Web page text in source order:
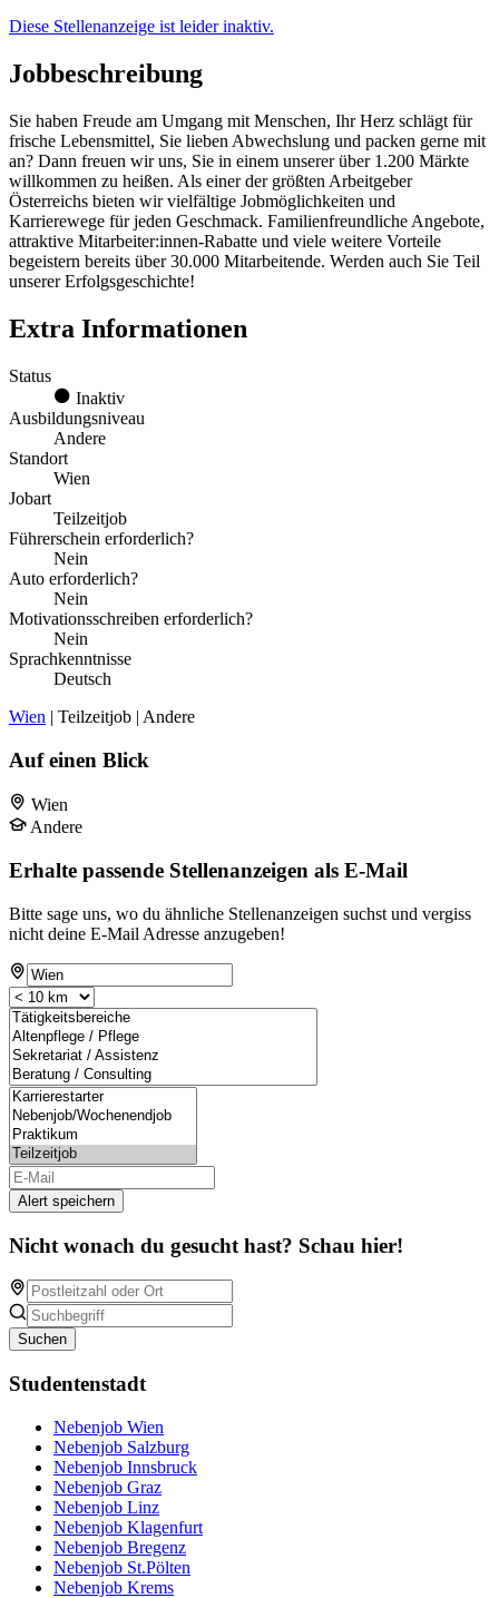
Diese Stellenanzeige ist leider inaktiv.
Jobbeschreibung
Sie haben Freude am Umgang mit Menschen, Ihr Herz schlägt für
frische Lebensmittel, Sie lieben Abwechslung und packen gerne mit
an? Dann freuen wir uns, Sie in einem unserer über 1.200 Märkte
willkommen zu heißen. Als einer der größten Arbeitgeber
Österreichs bieten wir vielfältige Jobmöglichkeiten und
Karrierewege für jeden Geschmack. Familienfreundliche Angebote,
attraktive Mitarbeiter:innen-Rabatte und viele weitere Vorteile
begeistern bereits über 30.000 Mitarbeitende. Werden auch Sie Teil
unserer Erfolgsgeschichte!
Extra Informationen
Status
Inaktiv
Ausbildungsniveau
Andere
Standort
Wien
Jobart
Teilzeitjob
Führerschein erforderlich?
Nein
Auto erforderlich?
Nein
Motivationsschreiben erforderlich?
Nein
Sprachkenntnisse
Deutsch
Wien | Teilzeitjob | Andere
Auf einen Blick
Wien
Andere
Erhalte passende Stellenanzeigen als E-Mail
Bitte sage uns, wo du ähnliche Stellenanzeigen suchst und vergiss
nicht deine E-Mail Adresse anzugeben!
Alert speichern
Nicht wonach du gesucht hast? Schau hier!
Suchen
Studentenstadt
Nebenjob Wien
Nebenjob Salzburg
Nebenjob Innsbruck
Nebenjob Graz
Nebenjob Linz
Nebenjob Klagenfurt
Nebenjob Bregenz
Nebenjob St.Pölten
Nebenjob Krems